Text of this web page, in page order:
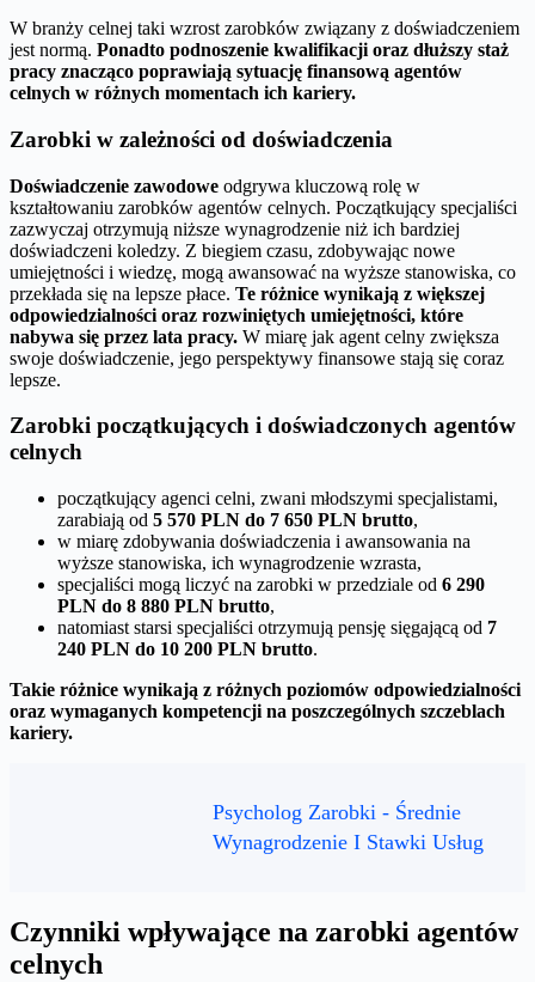
W branży celnej taki wzrost zarobków związany z doświadczeniem
jest normą. Ponadto podnoszenie kwalifikacji oraz dłuższy staż
pracy znacząco poprawiają sytuację finansową agentów
celnych w różnych momentach ich kariery.
Zarobki w zależności od doświadczenia
Doświadczenie zawodowe odgrywa kluczową rolę w
kształtowaniu zarobków agentów celnych. Początkujący specjaliści
zazwyczaj otrzymują niższe wynagrodzenie niż ich bardziej
doświadczeni koledzy. Z biegiem czasu, zdobywając nowe
umiejętności i wiedzę, mogą awansować na wyższe stanowiska, co
przekłada się na lepsze płace. Te różnice wynikają z większej
odpowiedzialności oraz rozwiniętych umiejętności, które
nabywa się przez lata pracy. W miarę jak agent celny zwiększa
swoje doświadczenie, jego perspektywy finansowe stają się coraz
lepsze.
Zarobki początkujących i doświadczonych agentów
celnych
początkujący agenci celni, zwani młodszymi specjalistami,
zarabiają od 5 570 PLN do 7 650 PLN brutto,
w miarę zdobywania doświadczenia i awansowania na
wyższe stanowiska, ich wynagrodzenie wzrasta,
specjaliści mogą liczyć na zarobki w przedziale od 6 290
PLN do 8 880 PLN brutto,
natomiast starsi specjaliści otrzymują pensję sięgającą od 7
240 PLN do 10 200 PLN brutto.
Takie różnice wynikają z różnych poziomów odpowiedzialności
oraz wymaganych kompetencji na poszczególnych szczeblach
kariery.
Psycholog Zarobki - Średnie
Wynagrodzenie I Stawki Usług
Czynniki wpływające na zarobki agentów
celnych